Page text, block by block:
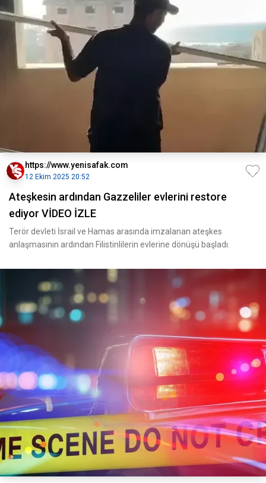
https://www.yenisafak.com
12 Ekim 2025 20:52
Ateşkesin ardından Gazzeliler evlerini restore
ediyor VİDEO İZLE
Terör devleti İsrail ve Hamas arasında imzalanan ateşkes
anlaşmasının ardından Filistinlilerin evlerine dönüşü başladı.